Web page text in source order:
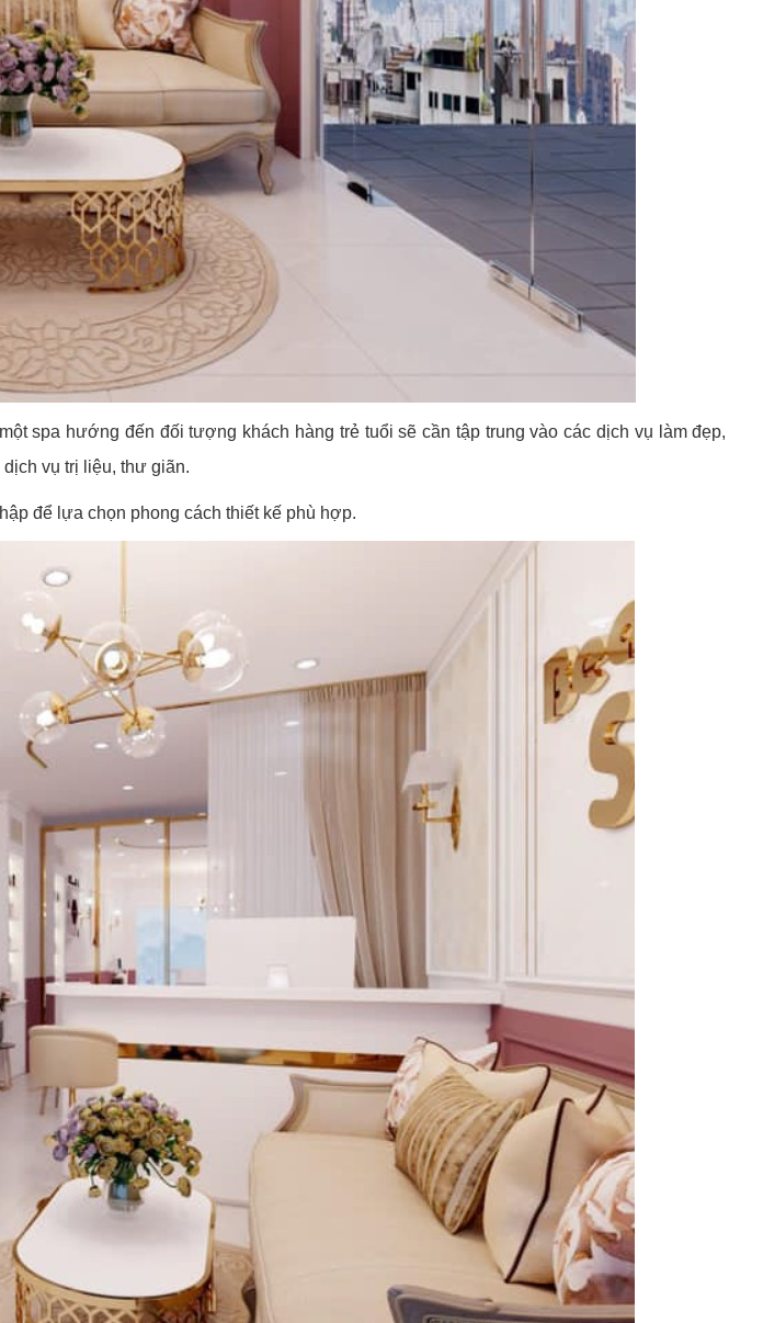
spa hướng đến đối tượng khách hàng trẻ tuổi sẽ cần tập trung vào các dịch vụ làm đẹp,
vụ trị liệu, thư giãn.
để lựa chọn phong cách thiết kế phù hợp.